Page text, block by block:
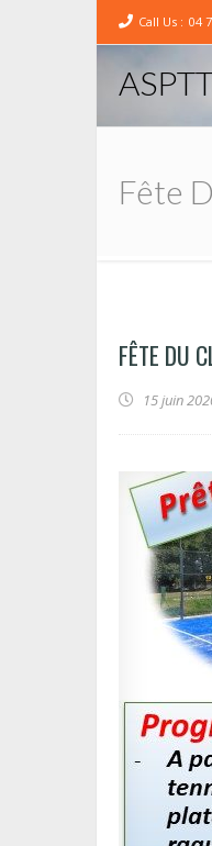
Call Us : 04
Fête
FÊTE DU
15 juin